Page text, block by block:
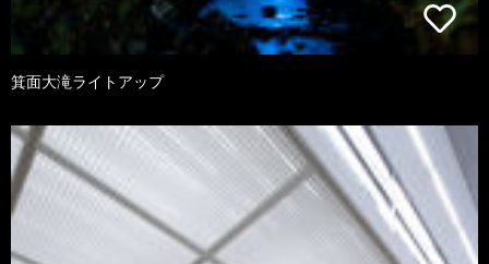
箕面大滝ライトアップ